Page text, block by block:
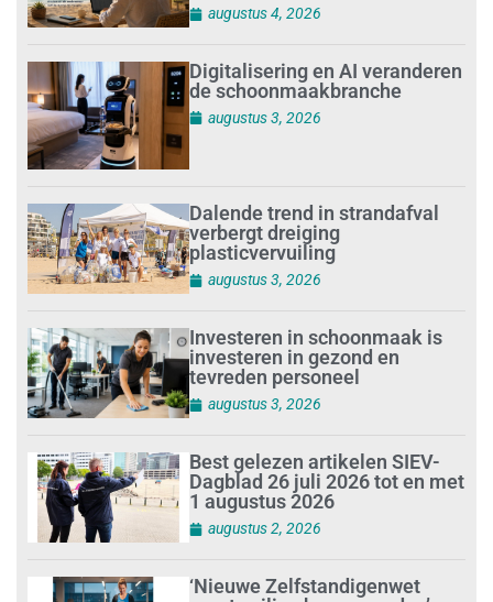
augustus 4, 2026
Digitalisering en AI veranderen
de schoonmaakbranche
augustus 3, 2026
Dalende trend in strandafval
verbergt dreiging
plasticvervuiling
augustus 3, 2026
Investeren in schoonmaak is
investeren in gezond en
tevreden personeel
augustus 3, 2026
Best gelezen artikelen SIEV-
Dagblad 26 juli 2026 tot en met
1 augustus 2026
augustus 2, 2026
‘Nieuwe Zelfstandigenwet